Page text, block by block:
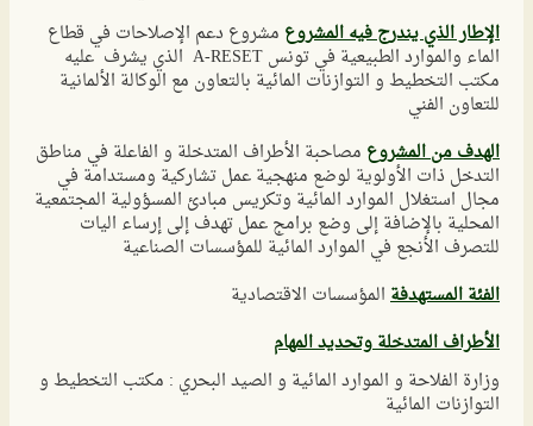
الإطار الذي يندرج فيه المشروع مشروع دعم الإصلاحات في قطاع
الماء والموارد الطبيعية في تونس A-RESET الذي يشرف عليه
مكتب التخطيط و التوازنات المائية بالتعاون مع الوكالة الألمانية
للتعاون الفني
الهدف من المشروع مصاحبة الأطراف المتدخلة و الفاعلة في مناطق
التدخل ذات الأولوية لوضع منهجية عمل تشاركية ومستدامة في
مجال استغلال الموارد المائية وتكريس مبادئ المسؤولية المجتمعية
المحلية بالإضافة إلى وضع برامج عمل تهدف إلى إرساء اليات
للتصرف الأنجع في الموارد المائية للمؤسسات الصناعية
الفئة المستهدفةالمؤسسات الاقتصادية
الأطراف المتدخلة وتحديد المهام
وزارة الفلاحة و الموارد المائية و الصيد البحري : مكتب التخطيط و
التوازنات المائية